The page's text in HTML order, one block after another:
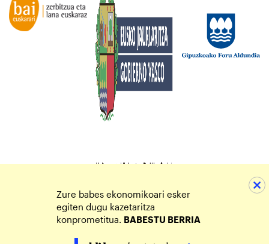
Zure babes ekonomikoari esker
egiten dugu kazetaritza
konprometitua. BABESTU BERRIA